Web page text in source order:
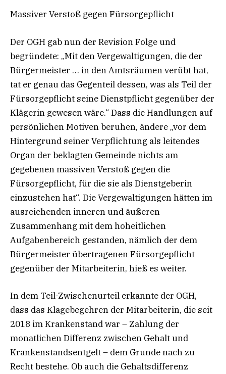
Massiver Verstoß gegen Fürsorgepflicht
Der OGH gab nun der Revision Folge und
begründete: „Mit den Vergewaltigungen, die der
Bürgermeister … in den Amtsräumen verübt hat,
tat er genau das Gegenteil dessen, was als Teil der
Fürsorgepflicht seine Dienstpflicht gegenüber der
Klägerin gewesen wäre.“ Dass die Handlungen auf
persönlichen Motiven beruhen, ändere „vor dem
Hintergrund seiner Verpflichtung als leitendes
Organ der beklagten Gemeinde nichts am
gegebenen massiven Verstoß gegen die
Fürsorgepflicht, für die sie als Dienstgeberin
einzustehen hat“. Die Vergewaltigungen hätten im
ausreichenden inneren und äußeren
Zusammenhang mit dem hoheitlichen
Aufgabenbereich gestanden, nämlich der dem
Bürgermeister übertragenen Fürsorgepflicht
gegenüber der Mitarbeiterin, hieß es weiter.
In dem Teil-Zwischenurteil erkannte der OGH,
dass das Klagebegehren der Mitarbeiterin, die seit
2018 im Krankenstand war – Zahlung der
monatlichen Differenz zwischen Gehalt und
Krankenstandsentgelt – dem Grunde nach zu
Recht bestehe. Ob auch die Gehaltsdifferenz